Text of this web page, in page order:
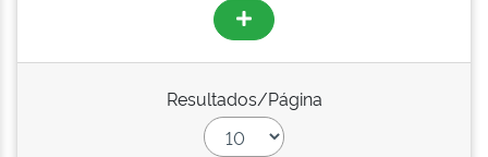
Resultados/Página